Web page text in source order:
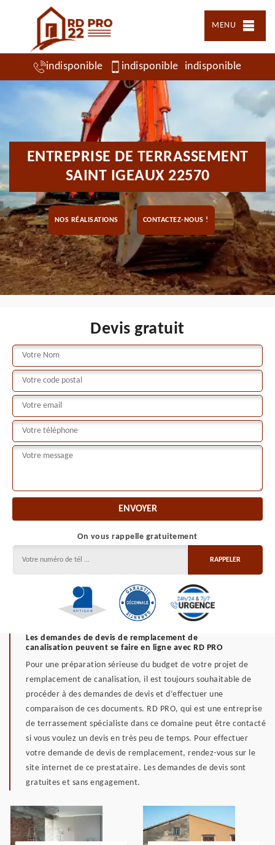
MENU
indisponible indisponible indisponible
ENTREPRISE DE TERRASSEMENT
SAINT IGEAUX 22570
NOS RÉALISATIONS CONTACTEZ-NOUS !
Devis gratuit
On vous rappelle gratuitement
Les demandes de devis de remplacement de
canalisation peuvent se faire en ligne avec RD PRO
Pour une préparation sérieuse du budget de votre projet de
remplacement de canalisation, il est toujours souhaitable de
procéder à des demandes de devis et d’effectuer une
comparaison de ces documents. RD PRO, qui est une entreprise
de terrassement spécialiste dans ce domaine peut être contacté
si vous voulez un devis en très peu de temps. Pour effectuer
votre demande de devis de remplacement, rendez-vous sur le
site internet de ce prestataire. Les demandes de devis sont
gratuites et sans engagement.